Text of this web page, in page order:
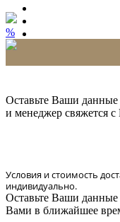
%
Оставьте Ваши данные
и менеджер свяжется
Условия и стоимость
индивидуально.
Оставьте Ваши данные
Вами в ближайшее